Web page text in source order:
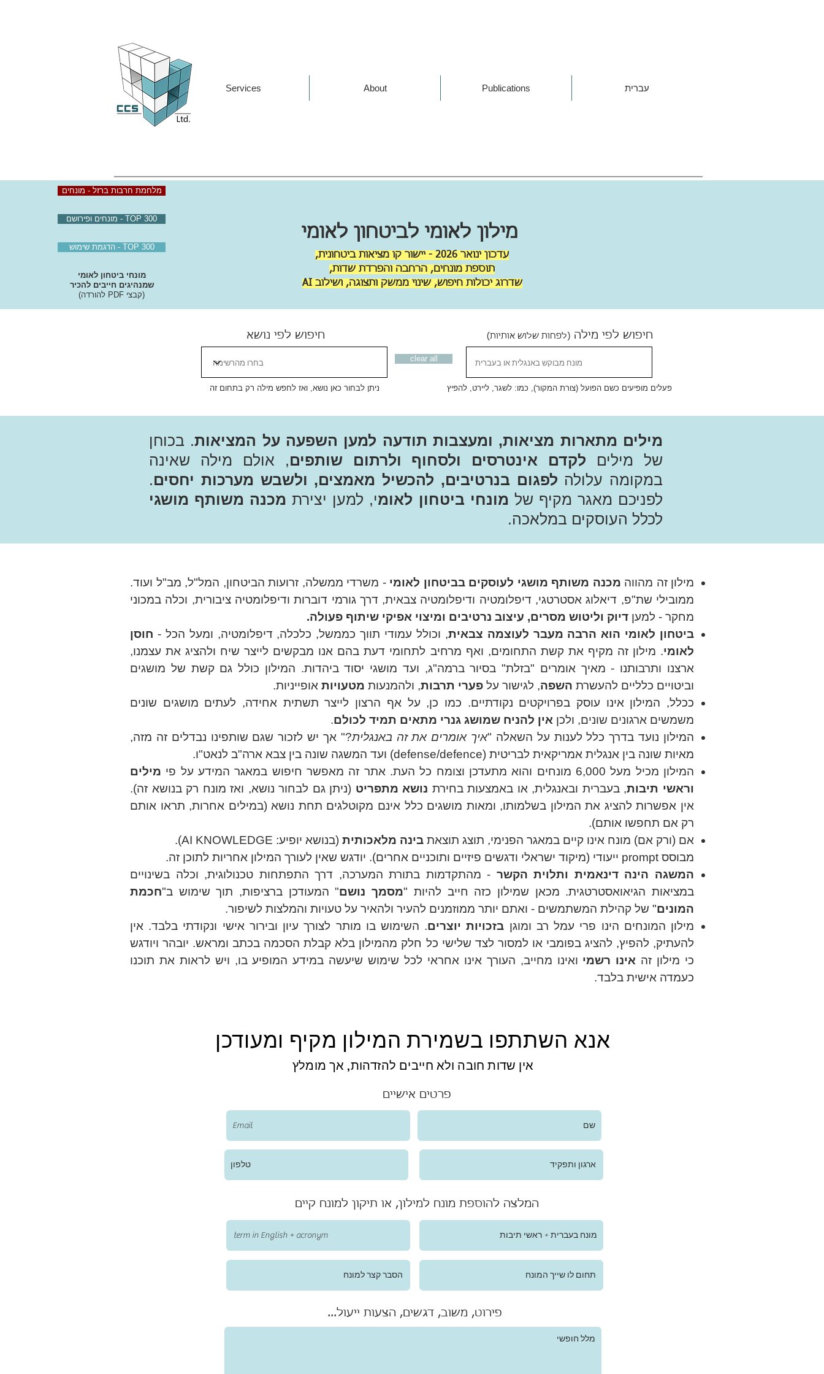
Services About Publications עברית
מלחמת חרבות ברזל - מונחים
TOP 300 - מונחים ופירושם
מילון לאומי לביטחון לאומי
TOP 300 - הדגמת שימוש
מונחי ביטחון לאומי
שמנהיגים חייבים להכיר
(קבצי PDF להורדה)
עדכון ינואר 2026 - יישור קו מציאות ביטחונית,
תוספת מונחים, הרחבה והפרדת שדות,
שדרוג יכולות חיפוש, שינוי ממשק ותצוגה, ושילוב AI
חיפוש לפי נושא
clear all
חיפוש לפי מילה(לפחות שלוש אותיות)
ניתן לבחור כאן נושא, ואז לחפש מילה רק בתחום זה פעלים מופיעים כשם הפועל (צורת המקור), כמו: לשגר, ליירט, להפיץ
מילים מתארות מציאות, ומעצבות תודעה למען השפעה על המציאות. בכוחן
של מילים לקדם אינטרסים ולסחוף ולרתום שותפים, אולם מילה שאינה
במקומה עלולה לפגום בנרטיבים, להכשיל מאמצים, ולשבש מערכות יחסים.
לפניכם מאגר מקיף של מונחי ביטחון לאומי, למען יצירת מכנה משותף מושגי
לכלל העוסקים במלאכה.
מילוןזה מהווה מכנה משותף מושגי לעוסקים בביטחון לאומי - משרדי ממשלה, זרועות הביטחון, המל"ל, מב"ל ועוד.
ממובילי שת"פ, דיאלוג אסטרטגי, דיפלומטיה ודיפלומטיה צבאית, דרך גורמי דוברות ודיפלומטיה ציבורית, וכלה במכוני
מחקר - למען דיוק וליטוש מסרים, עיצוב נרטיבים ומיצוי אפיקי שיתוף פעולה.
ביטחון לאומי הוא הרבה מעבר לעוצמה צבאית, וכולל עמודי תווך כממשל, כלכלה, דיפלומטיה, ומעל הכל - חוסן
לאומי. מילון זה מקיף את קשת התחומים, ואף מרחיב לתחומי דעת בהם אנו מבקשים לייצר שיח ולהציג את עצמנו,
ארצנו ותרבותנו - מאיך אומרים "בזלת" בסיור ברמה"ג, ועד מושגי יסוד ביהדות. המילון כולל גם קשת של מושגים
וביטויים כלליים להעשרת השפה, לגישור על פערי תרבות, ולהמנעות מטעויות אופייניות.
ככלל, המילון אינו עוסק בפרויקטים נקודתיים. כמו כן, על אף הרצון לייצר תשתית אחידה, לעתים מושגים שונים
משמשים ארגונים שונים, ולכן אין להניח שמושג גנרי מתאים תמיד לכולם.
המילון נועד בדרך כלל לענות על השאלה "איך אומרים את זה באנגלית?" אך יש לזכור שגם שותפינו נבדלים זה מזה,
מאיות שונה בין אנגלית אמריקאית לבריטית (defense/defence) ועד המשגה שונה בין צבא ארה"ב לנאט"ו.
המילון מכיל מעל 6,000
מונחים והוא מתעדכן וצומח כל העת. אתר זה מאפשר חיפוש במאגר המידע על פי מילים
וראשי תיבות, בעברית ובאנגלית, או באמצעות בחירת נושא מתפריט (ניתן גם לבחור נושא, ואז מונח רק בנושא זה).
אין אפשרות להציג את המילון בשלמותו, ומאות מושגים כלל אינם מקוטלגים תחת נושא (במילים אחרות, תראו אותם
רק אם תחפשו אותם).
אם (ורק אם) מונח אינו קיים במאגר הפנימי, תוצג תוצאת בינה מלאכותית (בנושא יופיע: AI KNOWLEDGE).
מבוסס prompt ייעודי (מיקוד ישראלי ודגשים פיזיים ותוכניים אחרים). יודגש שאין לעורך המילון אחריות לתוכן זה.
המשגה הינה דינאמית ותלוית הקשר - מהתקדמות בתורת המערכה, דרך התפתחות טכנולוגית, וכלה בשינויים
במציאות הגיאואסטרטגית. מכאן שמילון כזה חייב להיות "מסמך נושם" המעודכן ברציפות, תוך שימוש ב"חכמת
המונים" של קהילת המשתמשים - ואתם יותר ממוזמנים להעיר ולהאיר על טעויות והמלצות לשיפור.
מילון המונחים הינו פרי עמל רב ומוגן בזכויות יוצרים. השימוש בו מותר לצורך עיון ובירור אישי ונקודתי בלבד. אין
להעתיק, להפיץ, להציג בפומבי או למסור לצד שלישי כל חלק מהמילון בלא קבלת הסכמה בכתב ומראש. יובהר ויודגש
כי מילון זה אינו רשמי ואינו מחייב, העורך אינו אחראי לכל שימוש שיעשה במידע המופיע בו, ויש לראות את תוכנו
כעמדה אישית בלבד.
אנא השתתפו בשמירת המילון מקיף ומעודכן
אין שדות חובה ולא חייבים להזדהות, אך מומלץ
פרטים אישיים
המלצה להוספת מונח למילון, או תיקון למונח קיים
פירוט, משוב, דגשים, הצעות ייעול...